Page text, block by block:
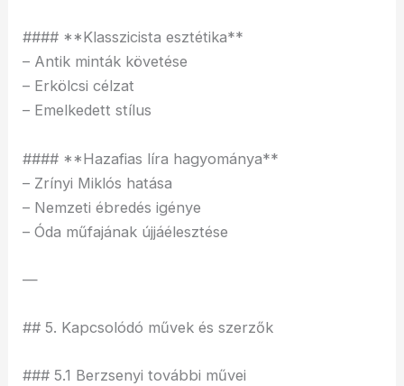
#### **Klasszicista esztétika**
– Antik minták követése
– Erkölcsi célzat
– Emelkedett stílus
#### **Hazafias líra hagyománya**
– Zrínyi Miklós hatása
– Nemzeti ébredés igénye
– Óda műfajának újjáélesztése
—
## 5. Kapcsolódó művek és szerzők
### 5.1 Berzsenyi további művei